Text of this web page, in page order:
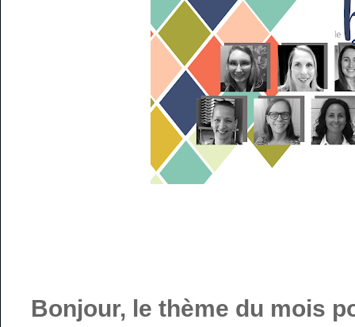
Bonjour, le thème du mois